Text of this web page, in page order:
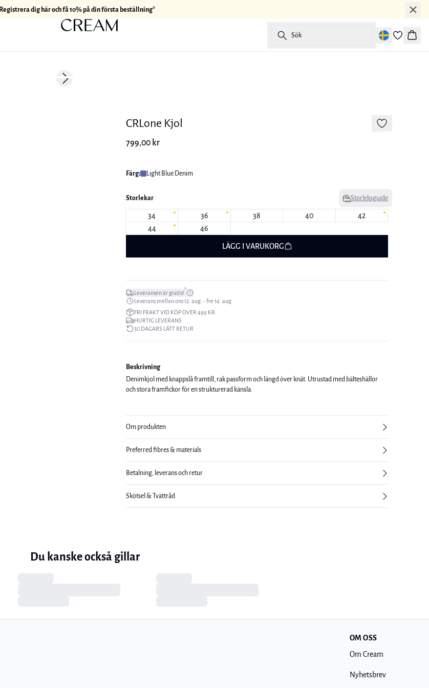
Registrera dig här och få 10% på din första beställning*
Sök
Korg
Next slide
CRLone Kjol
799,00 kr
Färg: Light Blue Denim
Storlekar Storleksguide
34 36 38 40
42
44
46
LÄGG I VARUKORG
Leveransen är gratis!*
Leverans mellan ons 12. aug. - fre 14. aug.
FRI FRAKT VID KÖP ÖVER 499 KR.
HURTIG LEVERANS
30 DAGARS LÄTT RETUR
Beskrivning
Denimkjol med knappslå framtill, rak passform och längd över knät. Utrustad med bälteshällor
och stora framfickor för en strukturerad känsla.
Om produkten
Preferred fibres & materials
Betalning, leverans och retur
Skötsel & Tvättråd
Du kanske också gillar
OM OSS
Om Cream
Nyhetsbrev